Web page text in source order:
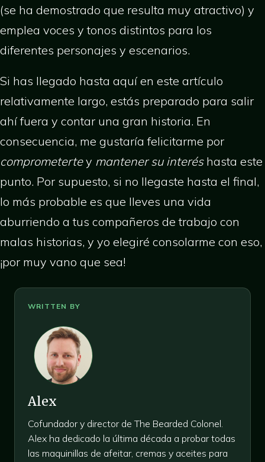
(se ha demostrado que resulta muy atractivo) y
emplea voces y tonos distintos para los
diferentes personajes y escenarios.
Si has llegado hasta aquí en este artículo
relativamente largo, estás preparado para salir
ahí fuera y contar una gran historia. En
consecuencia, me gustaría felicitarme por
comprometertey mantener su interéshasta este
punto. Por supuesto, si no llegaste hasta el final,
lo más probable es que lleves una vida
aburriendo a tus compañeros de trabajo con
malas historias, y yo elegiré consolarme con eso,
¡por muy vano que sea!
Alex
Cofundador y director de The Bearded Colonel.
Alex ha dedicado la última década a probar todas
las maquinillas de afeitar, cremas y aceites para